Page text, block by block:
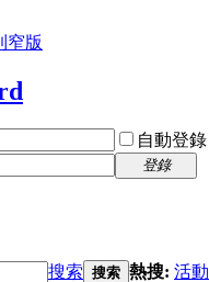
窄版
自動登錄
登錄
搜索 搜索 熱搜: 活動